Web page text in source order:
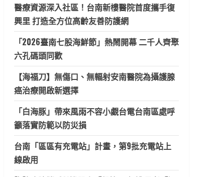
醫療資源深入社區！台南新樓醫院首度攜手復
興里 打造全方位高齡友善防護網
「2026臺南七股海鮮節」熱鬧開幕 二千人齊聚
六孔碼頭同歡
【海福刀】無傷口、無輻射安南醫院為攝護腺
癌治療開啟新選擇
「白海豚」帶來風雨不容小覷台電台南區處呼
籲落實防範以防災損
台南「區區有充電站」計畫，第9批充電站上
線啟用